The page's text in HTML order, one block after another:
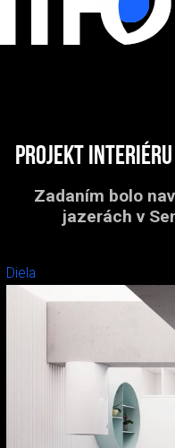
Projekt interiéru
Zadaním bolo
jazerách v
Diela